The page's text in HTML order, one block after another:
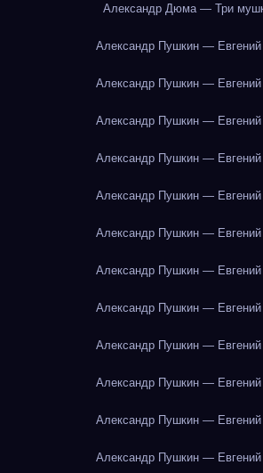
Александр Дюма — Три
Александр Пушкин — Евгений
Александр Пушкин — Евгений
Александр Пушкин — Евгений
Александр Пушкин — Евгений
Александр Пушкин — Евгений
Александр Пушкин — Евгений
Александр Пушкин — Евгений
Александр Пушкин — Евгений
Александр Пушкин — Евгений
Александр Пушкин — Евгений
Александр Пушкин — Евгений
Александр Пушкин — Евгений